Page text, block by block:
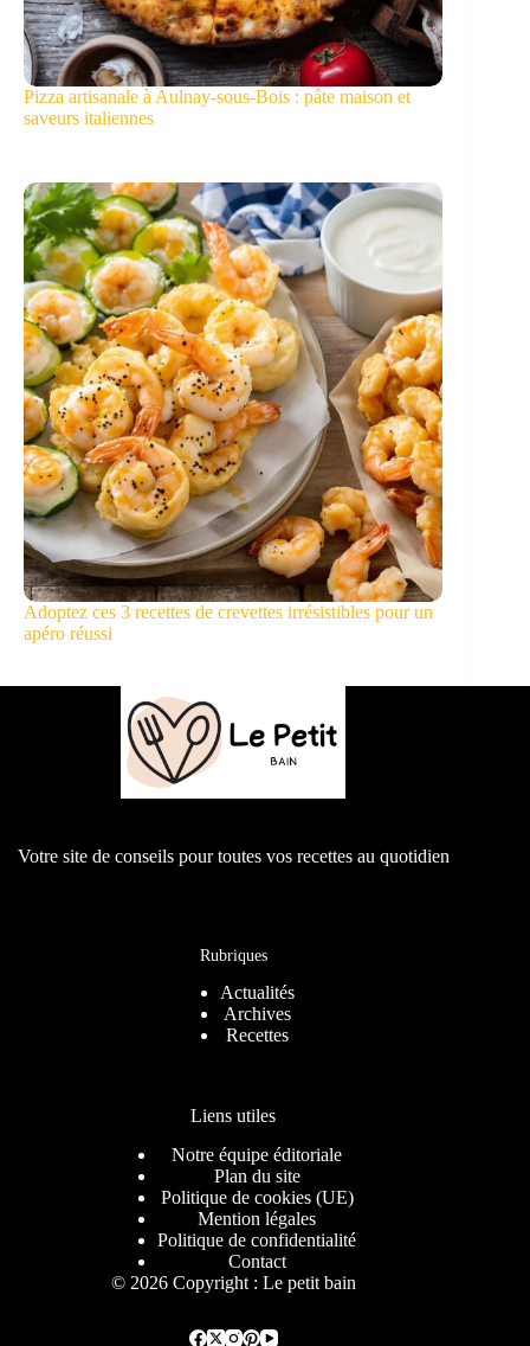
Pizza artisanale à Aulnay-sous-Bois : pâte maison et
saveurs italiennes
Adoptez ces 3 recettes de crevettes irrésistibles pour un
apéro réussi
Votre site de conseils pour toutes vos recettes au quotidien
Rubriques
Actualités
Archives
Recettes
Liens utiles
Notre équipe éditoriale
Plan du site
Politique de cookies (UE)
Mention légales
Politique de confidentialité
Contact
© 2026 Copyright : Le petit bain